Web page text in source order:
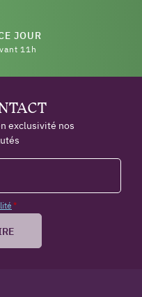
JOUR
11h
exclusivité nos
*